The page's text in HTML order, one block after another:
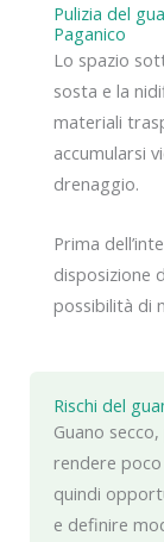
Rischi del
Guano
rendere
quindi
e definire
Pulizia del
Paganico
Lo spazio
sosta e la
materiali
accumularsi
drenaggio.
Prima
disposizione
possibilità di